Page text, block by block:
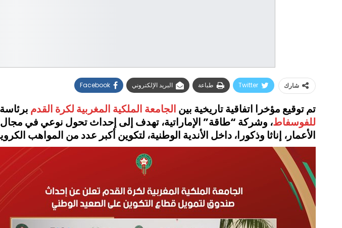
شارك Twitter طباعة البريد الإلكتروني Facebook
تم توقيع مؤخرا اتفاقية تاريخية بين الجامعة الملكية المغربية لكرة القدم
للفوسفاط، وشركة “طاقة” الإماراتية، تهدف إلى إحداث تحول نوعي في
الأعمار، إناثا وذكورا، داخل الأندية الوطنية، لتكوين أكبر عدد من المواهب